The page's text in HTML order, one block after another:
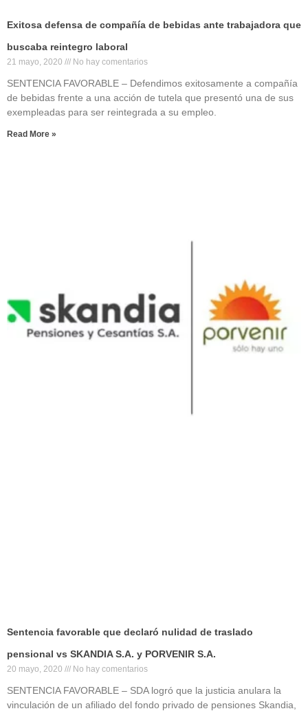
Exitosa defensa de compañía de bebidas ante trabajadora que
buscaba reintegro laboral
21 mayo, 2020 No hay comentarios
SENTENCIA FAVORABLE – Defendimos exitosamente a compañía
de bebidas frente a una acción de tutela que presentó una de sus
exempleadas para ser reintegrada a su empleo.
Read More »
Sentencia favorable que declaró nulidad de traslado
pensional vs SKANDIA S.A. y PORVENIR S.A.
20 mayo, 2020 No hay comentarios
SENTENCIA FAVORABLE – SDA logró que la justicia anulara la
vinculación de un afiliado del fondo privado de pensiones Skandia,